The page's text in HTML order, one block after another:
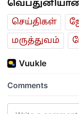
செய்திகள்
மரு‌த்துவ‌ம்